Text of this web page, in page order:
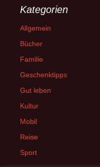
Kategorien
Allgemein
Bücher
Familie
Geschenktipps
Gut leben
Kultur
Mobil
Reise
Sport